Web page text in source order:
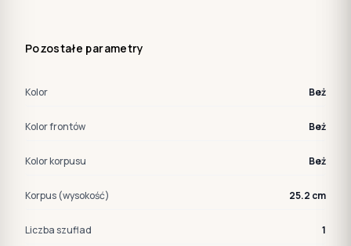
Pozostałe parametry
Kolor Beż
Kolor frontów Beż
Kolor korpusu Beż
Korpus (wysokość) 25.2 cm
Liczba szuflad 1